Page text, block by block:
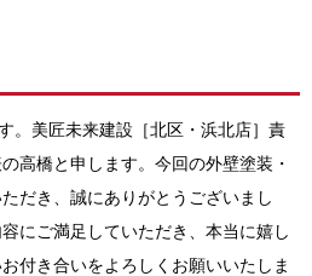
。 美匠未来建設［北区・浜北店］責
高橋と申します。 今回の外壁塗装・
だき、誠にありがとうございまし
にご満足していただき、本当に嬉し
付き合いをよろしくお願いいたしま